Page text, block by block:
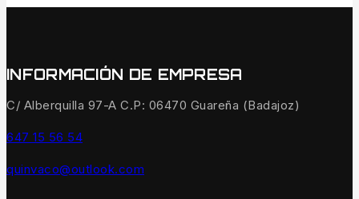
INFORMACIÓN DE EMPRESA
C/ Alberquilla 97-A C.P: 06470 Guareña (Badajoz)
647 15 56 54
quinvaco@outlook.com